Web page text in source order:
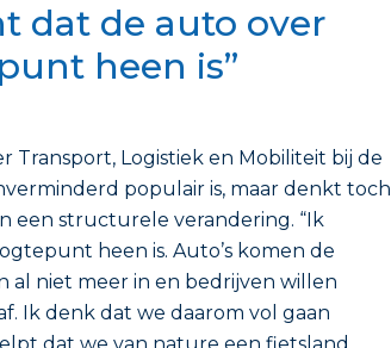
dat de auto over
heen is”
Transport, Logistiek en Mobiliteit bij de
populair is, maar denkt toch
een structurele verandering. “Ik
heen is. Auto’s komen de
al niet meer in en bedrijven willen
Ik denk dat we daarom vol gaan